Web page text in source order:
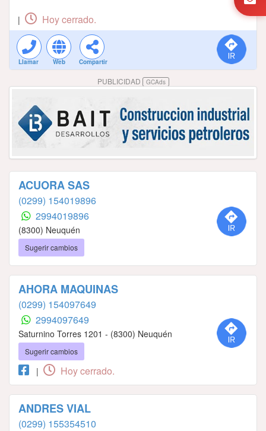
| Hoy cerrado.
Llamar Web Compartir
PUBLICIDAD GCAds
ACUORA SAS
(0299) 154019896
2994019896
(8300) Neuquén
Sugerir cambios
AHORA MAQUINAS
(0299) 154097649
2994097649
Saturnino Torres 1201 - (8300) Neuquén
Sugerir cambios
| Hoy cerrado.
ANDRES VIAL
(0299) 155354510